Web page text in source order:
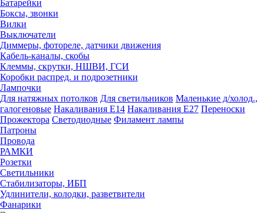
Батарейки
Боксы, звонки
Вилки
Выключатели
Диммеры, фотореле, датчики движения
Кабель-каналы, скобы
Клеммы, скрутки, НШВИ, ГСИ
Коробки распред. и подрозетники
Лампочки
Для натяжных потолков Для светильников Маленькие д/холод.,
галогеновые Накаливания Е14 Накаливания Е27 Переноски
Прожектора Светодиодные Филамент лампы
Патроны
Провода
РАМКИ
Розетки
Светильники
Стабилизаторы, ИБП
Удлинители, колодки, разветвители
Фанарики